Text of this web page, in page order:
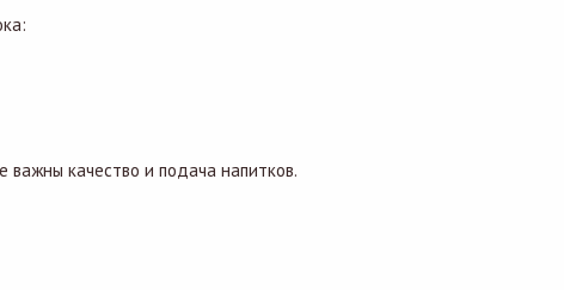
качество и подача напитков.